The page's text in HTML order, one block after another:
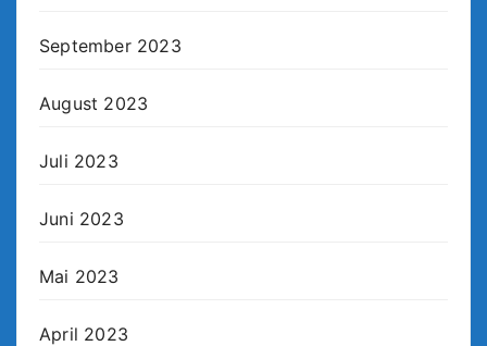
September 2023
August 2023
Juli 2023
Juni 2023
Mai 2023
April 2023